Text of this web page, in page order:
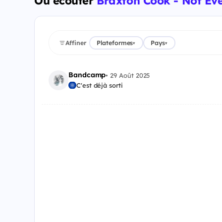
Affiner Plateformes▾ Pays▾
Bandcamp• 29 Août 2025
C'est déjà sorti